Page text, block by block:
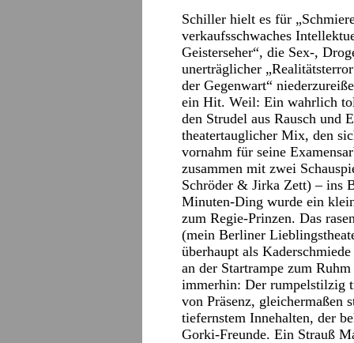
Schiller hielt es für
verkaufsschwaches
Geisterseher“, die Sex-,
unerträglicher
der Gegenwart“
ein Hit. Weil: Ein wahrlich
den Strudel aus Rausch und
theatertauglicher Mix, den
vornahm für seine
zusammen mit zwei
Schröder & Jirka Zett) – ins
Minuten-Ding wurde ein
zum Regie-Prinzen. Das
(mein Berliner
überhaupt als
an der Startrampe zum
immerhin: Der rumpelstilzig
von Präsenz, gleichermaßen
tiefernstem Innehalten, der
Gorki-Freunde. Ein Strauß